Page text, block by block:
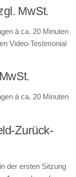
MwSt.
à ca. 20 Minuten
Video-Testimonial
à ca. 20 Minuten
Zurück-
der ersten Sitzung